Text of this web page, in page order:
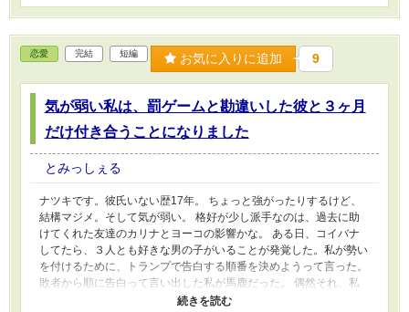
恋愛 完結 短編 お気に入りに追加 9
気が弱い私は、罰ゲームと勘違いした彼と３ヶ月
だけ付き合うことになりました
とみっしぇる
ナツキです。彼氏いない歴17年。 ちょっと強がったりするけど、
結構マジメ。そして気が弱い。 格好が少し派手なのは、過去に助
けてくれた友達のカリナとヨーコの影響かな。 ある日、コイバナ
してたら、３人とも好きな男の子がいることが発覚した。私が勢い
を付けるために、トランプで告白する順番を決めようって言った。
敗者から順に告白って言い出した私が馬鹿だった。 偶然それ、私
の告白相手カイ君に聞かれてた。カイ君、罰ゲームの告白と勘違い